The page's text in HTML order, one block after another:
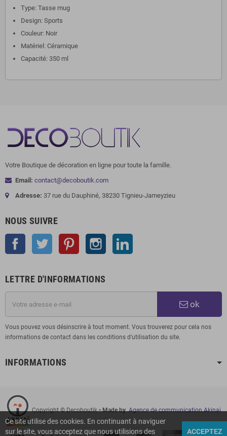
Type: Tasse mug
Design: Sports
Couleur: Noir
Matériel: Céramique
Capacité: 350 ml
Votre Boutique de décoration en ligne pour toute la famille.
Email: contact@decoboutik.com
Adresse: 37 rue du Dauphiné, 38230 Tignieu-Jameyzieu
NOUS SUIVRE
Facebook Twitter Pinterest Instagram
LETTRE D'INFORMATIONS
ok
Vous pouvez vous désinscrire à tout moment. Vous trouverez pour cela nos
informations de contact dans les conditions d'utilisation du site.
INFORMATIONS
Copyright © Decoboutik• Made by Agence de communication Akinai
Ce site utilise des cookies. En continuant à naviguer
sur le site, vous acceptez que nous utilisions des
ACCEPTEZ